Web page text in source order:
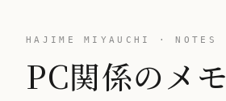
HAJIME MIYAUCHI · NOTES
PC関係のメモ